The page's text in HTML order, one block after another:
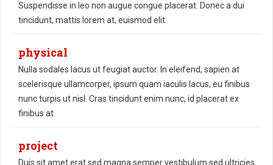
Suspendisse in leo non augue congue placerat. Donec a dui
tincidunt, mattis lorem at, euismod elit.
physical
Nulla sodales lacus ut feugiat auctor. In eleifend, sapien at
scelerisque ullamcorper, ipsum quam iaculis lacus, eu finibus
nunc turpis ut nisl. Cras tincidunt enim nunc, id placerat ex
finibus at.
project
Duis sit amet erat sed magna semper vestibulum sed ultricies